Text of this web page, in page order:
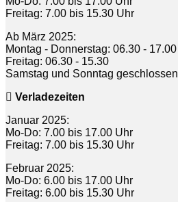
Freitag: 7.00 bis 15.30 Uhr
Ab März 2025:
Montag - Donnerstag: 06.30 - 17.00
Freitag: 06.30 - 15.30
Samstag und Sonntag geschlossen
Verladezeiten
Januar 2025:
Mo-Do: 7.00 bis 17.00 Uhr
Freitag: 7.00 bis 15.30 Uhr
Februar 2025:
Mo-Do: 6.00 bis 17.00 Uhr
Freitag: 6.00 bis 15.30 Uhr